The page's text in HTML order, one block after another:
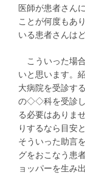
医師が患者さん
ことが何度もあ
いる患者さんは
こういった場
いと思います。
大病院を受診す
の◇◇科を受診し
る必要はありま
りするなら目安
そういった助言
グをおこなう患
ョッパーを生み